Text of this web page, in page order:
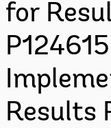
for
Results